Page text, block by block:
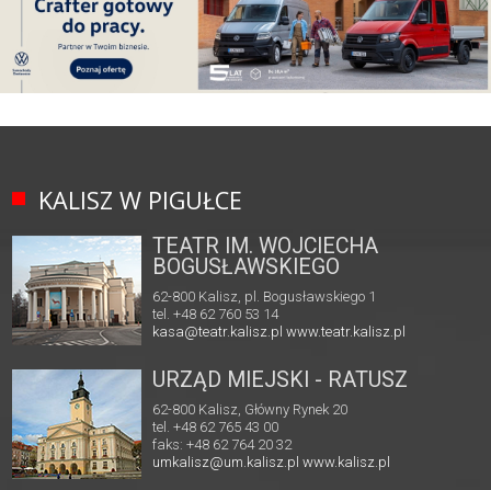
KALISZ W PIGUŁCE
TEATR IM. WOJCIECHA
BOGUSŁAWSKIEGO
62-800 Kalisz, pl. Bogusławskiego 1
tel. +48 62 760 53 14
kasa@teatr.kalisz.pl www.teatr.kalisz.pl
URZĄD MIEJSKI - RATUSZ
62-800 Kalisz, Główny Rynek 20
tel. +48 62 765 43 00
faks: +48 62 764 20 32
umkalisz@um.kalisz.plwww.kalisz.pl